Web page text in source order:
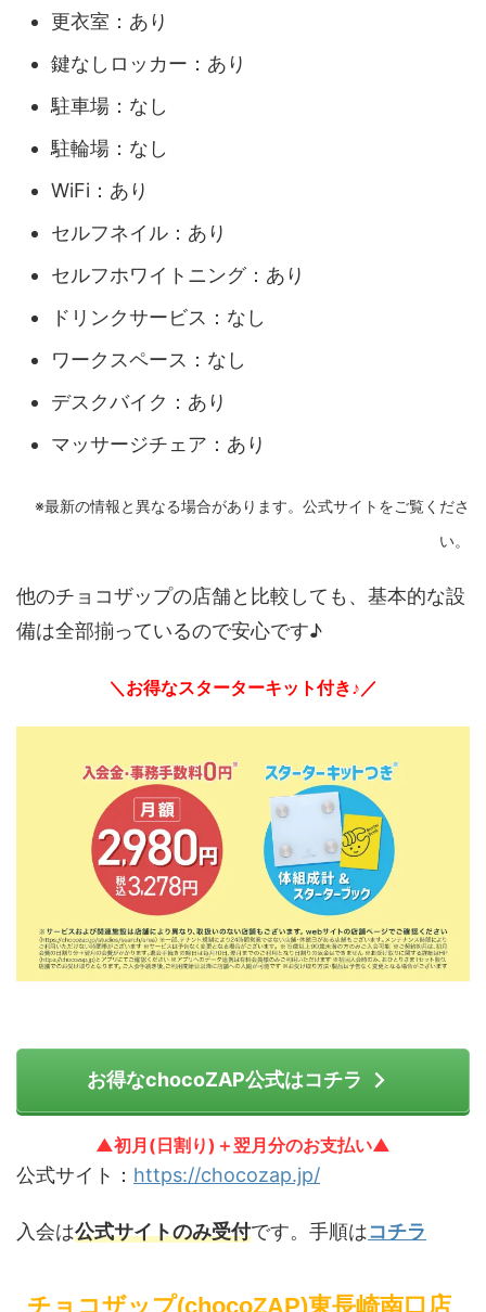
更衣室：あり
鍵なしロッカー：あり
駐車場：なし
駐輪場：なし
WiFi：あり
セルフネイル：あり
セルフホワイトニング：あり
ドリンクサービス：なし
ワークスペース：なし
デスクバイク：あり
マッサージチェア：あり
※最新の情報と異なる場合があります。公式サイトをご覧くださ
い。
他のチョコザップの店舗と比較しても、基本的な設
備は全部揃っているので安心です♪
＼お得なスターターキット付き♪／
お得なchocoZAP公式はコチラ
▲初月(日割り)＋翌月分のお支払い▲
公式サイト： https://chocozap.jp/
入会は公式サイトのみ受付です。手順はコチラ
チョコザップ(chocoZAP)東長崎南口店